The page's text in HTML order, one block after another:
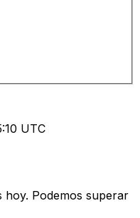
UTC
hoy. Podemos superar